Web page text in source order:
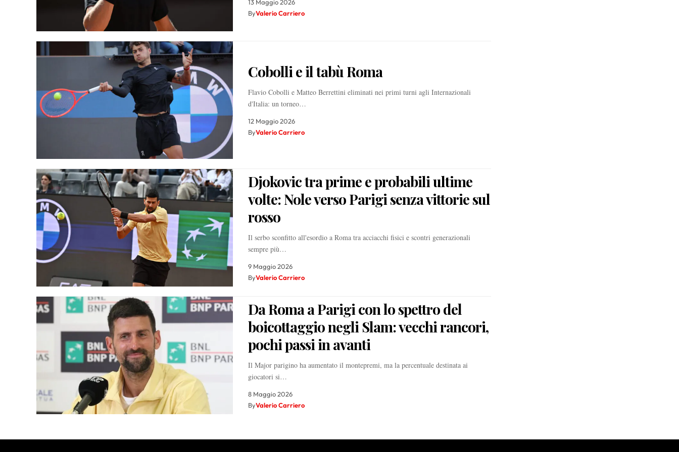
13 Maggio 2026
ByValerio Carriero
Cobolli e il tabù Roma
Flavio Cobolli e Matteo Berrettini eliminati nei primi turni agli Internazionali
d'Italia: un torneo…
12 Maggio 2026
ByValerio Carriero
Djokovic tra prime e probabili ultime
volte: Nole verso Parigi senza vittorie sul
rosso
Il serbo sconfitto all'esordio a Roma tra acciacchi fisici e scontri generazionali
sempre più…
9 Maggio 2026
ByValerio Carriero
Da Roma a Parigi con lo spettro del
boicottaggio negli Slam: vecchi rancori,
pochi passi in avanti
Il Major parigino ha aumentato il montepremi, ma la percentuale destinata ai
giocatori si…
8 Maggio 2026
ByValerio Carriero